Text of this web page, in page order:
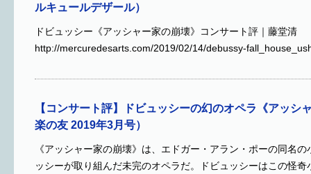
ルキュールデザール）
ドビュッシー《アッシャー家の崩壊》コンサート評｜藤堂清
http://mercuredesarts.com/2019/02/14/debussy-
【コンサート評】ドビュッシーの幻のオペラ《アッシ
楽の友 2019年3月号）
《アッシャー家の崩壊》は、エドガー・アラン・ポーの同名
ッシーが取り組んだ未完のオペラだ。ドビュッシーはこの怪